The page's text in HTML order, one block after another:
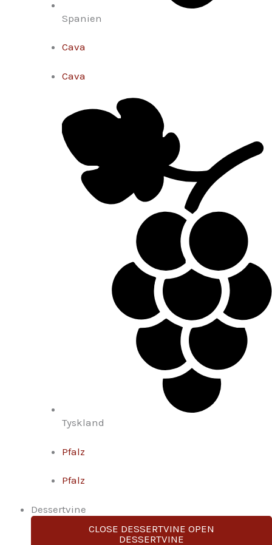
Spanien
Cava
Cava
Tyskland
Pfalz
Pfalz
Dessertvine
CLOSE DESSERTVINE OPEN
DESSERTVINE